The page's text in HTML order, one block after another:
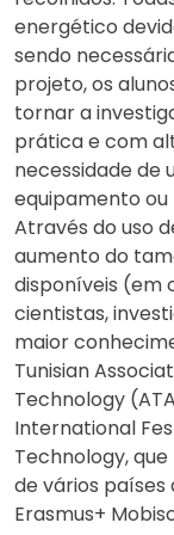
energético
sendo
projeto, os
tornar a
prática e com
necessidade de
equipamento ou
Através do uso
aumento do
disponíveis (em
cientistas,
maior
Tunisian
Technology
International
Technology,
de vários
Erasmus+